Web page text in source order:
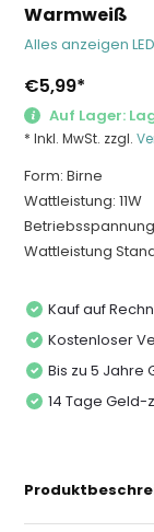
Warmweiß
Alles anzeigen
€5,99*
Auf Lager:
* Inkl. MwSt. zzgl.
Form: Birne
Wattleistung: 11W
Wattleistung
Kauf auf
Kostenloser
Bis zu 5 Jahre
14 Tage